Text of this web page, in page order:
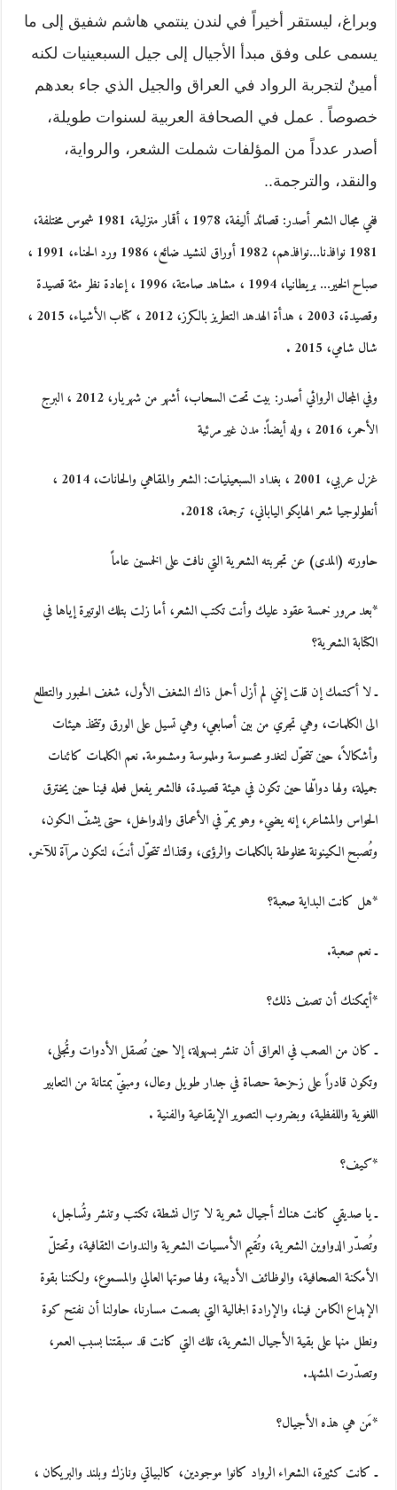
وبراغ، ليستقر أخيراً في لندن ينتمي هاشم شفيق إلى ما
يسمى على وفق مبدأ الأجيال إلى جيل السبعينيات لكنه
أمينٌ لتجربة الرواد في العراق والجيل الذي جاء بعدهم
خصوصاً . عمل في الصحافة العربية لسنوات طويلة،
أصدر عدداً من المؤلفات شملت الشعر، والرواية،
والنقد، والترجمة..
ففي مجال الشعر أصدر: قصائد أليفة، 1978 ، أقمار منزلية، 1981 شموس مختلفة،
1981 نوافذنا…نوافذهم، 1982 أوراق لنشيد ضائع، 1986 ورد الحناء، 1991 ،
صباح الخير… بريطانيا، 1994 ، مشاهد صامتة، 1996 ، إعادة نظر مئة قصيدة
وقصيدة، 2003 ، هدأة الهدهد التطريز بالكرز، 2012 ، كتاب الأشياء، 2015 ،
شال شامي، 2015 .
وفي المجال الروائي أصدر: بيت تحت السحاب، أشهر من شهريار، 2012 ، البرج
الأحمر، 2016 ، وله أيضاً: مدن غير مرئية
غزل عربي، 2001 ، بغداد السبعينيات: الشعر والمقاهي والحانات، 2014 ،
أنطولوجيا شعر الهايكو الياباني، ترجمة، 2018.
حاورته (المدى) عن تجربته الشعرية التي نافت على الخمسين عاماً
*بعد مرور خمسة عقود عليك وأنت تكتب الشعر، أما زلت بتلك الوتيرة إياها في
الكتابة الشعرية؟
ـ لا أكتمك إن قلت إنني لم أزل أحمل ذاك الشغف الأول، شغف الحبور والتطلع
الى الكلمات، وهي تجري من بين أصابعي، وهي تسيل على الورق وتتخذ هيئات
وأشكالاً، حين تتحوّل لتغدو محسوسة وملموسة ومشمومة. نعم الكلمات كائنات
جميلة، ولها دوالّها حين تكون في هيئة قصيدة، فالشعر يفعل فعله فينا حين يخترق
الحواس والمشاعر، إنه يضيء وهو يمرّ في الأعماق والدواخل، حتى يشفّ الكون،
وتُصبح الكينونة مخلوطة بالكلمات والرؤى، وقتذاك تتحوّل أنتَ، لتكون مرآة للآخر.
*هل كانت البداية صعبة؟
ـ نعم صعبة.
*أيمكنك أن تصف ذلك؟
ـ كان من الصعب في العراق أن تنشر بسهولة، إلا حين تُصقل الأدوات وتُجلى،
وتكون قادراً على زحزحة حصاة في جدار طويل وعال، ومبنيّ بمتانة من التعابير
اللغوية واللفظية، وبضروب التصوير الإيقاعية والفنية .
*كيف؟
ـ يا صديقي كانت هناك أجيال شعرية لا تزال نشطة، تكتب وتنشر وتُساجل،
وتُصدّر الدواوين الشعرية، وتُقيم الأمسيات الشعرية والندوات الثقافية، وتحتلّ
الأمكنة الصحافية، والوظائف الأدبية، ولها صوتها العالي والمسموع، ولكننا بقوة
الإبداع الكامن فينا، والإرادة الجمالية التي بصمت مسارنا، حاولنا أن نفتح كوة
ونطل منها على بقية الأجيال الشعرية، تلك التي كانت قد سبقتنا بسبب العمر،
وتصدّرت المشهد.
*مَن هي هذه الأجيال؟
ـ كانت كثيرة، الشعراء الرواد كانوا موجودين، كالبياتي ونازك وبلند والبريكان ،